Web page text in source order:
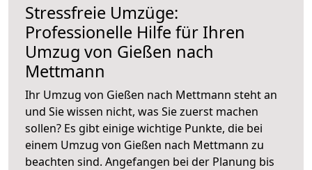
Stressfreie Umzüge:
Professionelle Hilfe für Ihren
Umzug von Gießen nach
Mettmann
Ihr Umzug von Gießen nach Mettmann steht an
und Sie wissen nicht, was Sie zuerst machen
sollen? Es gibt einige wichtige Punkte, die bei
einem Umzug von Gießen nach Mettmann zu
beachten sind. Angefangen bei der Planung bis